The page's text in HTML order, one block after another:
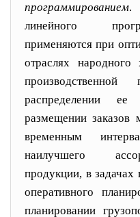
программированием.
линейного
применяются при
отраслях народного
производственной
распределении
размещении заказов
временным
наилучшего
продукции, в задачах
оперативного
планировании